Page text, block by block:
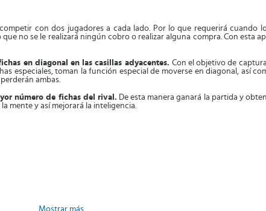
con dos jugadores a cada lado. Por lo que requerirá cuando
no se le realizará ningún cobro o realizar alguna compra. Con esta
en diagonal en las casillas adyacentes. Con el objetivo de
especiales, toman la función especial de moverse en diagonal, así
ambas.
número de fichas del rival. De esta manera ganará la partida y
mente y así mejorará la inteligencia.
Mostrar más